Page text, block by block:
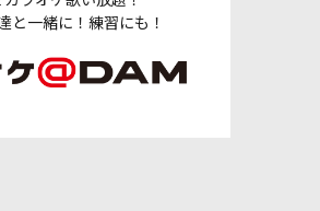
と一緒に！練習にも！